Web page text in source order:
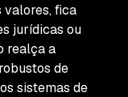
valores, fica
jurídicas ou
realça a
de
sistemas de